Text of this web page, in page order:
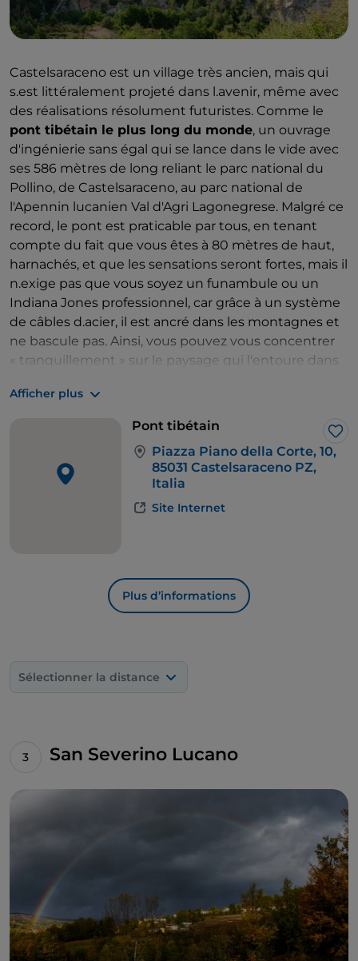
Castelsaraceno est un village très ancien, mais qui
s.est littéralement projeté dans l.avenir, même avec
des réalisations résolument futuristes. Comme le
pont tibétain le plus long du monde, un ouvrage
d'ingénierie sans égal qui se lance dans le vide avec
ses 586 mètres de long reliant le parc national du
Pollino, de Castelsaraceno, au parc national de
l'Apennin lucanien Val d'Agri Lagonegrese. Malgré ce
record, le pont est praticable par tous, en tenant
compte du fait que vous êtes à 80 mètres de haut,
harnachés, et que les sensations seront fortes, mais il
n.exige pas que vous soyez un funambule ou un
Indiana Jones professionnel, car grâce à un système
de câbles d.acier, il est ancré dans les montagnes et
ne bascule pas. Ainsi, vous pouvez vous concentrer
« tranquillement » sur le paysage qui l'entoure dans
les calanques et le ruisseau qui coule en dessous, au
fond du canyon. Et une fois que vous arrivez de
l'autre côté, pour revenir, vous prenez un sentier qui
Afficher plus
Pont tibétain
Piazza Piano della Corte, 10,
85031 Castelsaraceno PZ,
Italia
Site Internet
Plus d’informations
Sélectionner la distance
San Severino Lucano